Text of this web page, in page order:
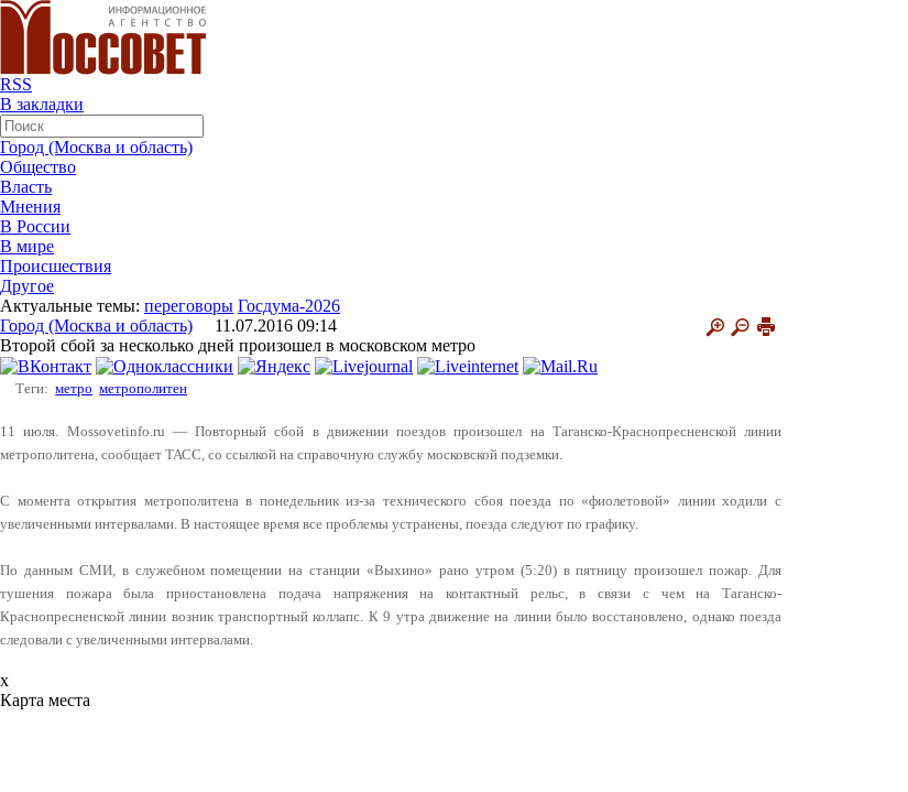
RSS
В закладки
Город (Москва и область)
Общество
Власть
Мнения
В России
В мире
Происшествия
Другое
Актуальные темы: переговоры Госдума-2026
Город (Москва и область) 11.07.2016 09:14
Второй сбой за несколько дней произошел в московском метро
Теги: метро метрополитен
11 июля. Mossovetinfo.ru — Повторный сбой в движении поездов произошел на Таганско-Краснопресненской линии
метрополитена, сообщает ТАСС, со ссылкой на справочную службу московской подземки.
С момента открытия метрополитена в понедельник из-за технического сбоя поезда по «фиолетовой» линии ходили с
увеличенными интервалами. В настоящее время все проблемы устранены, поезда следуют по графику.
По данным СМИ, в служебном помещении на станции «Выхино» рано утром (5:20) в пятницу произошел пожар. Для
тушения пожара была приостановлена подача напряжения на контактный рельс, в связи с чем на Таганско-
Краснопресненской линии возник транспортный коллапс. К 9 утра движение на линии было восстановлено, однако поезда
следовали с увеличенными интервалами.
x
Карта места